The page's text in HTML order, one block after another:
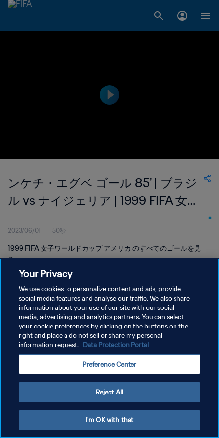
ンケチ・エグベ ゴール 85' | ブラジ
ル vs ナイジェリア | 1999 FIFA 女子
ワールドカップ アメリカ
2023/06/01 50秒
1999 FIFA 女子ワールドカップ アメリカ のすべてのゴールを見
る。
プライバシーポリシー
サービス利用規約
クッキー設定の管理
Your Privacy
We use cookies to personalize content and ads, provide
social media features and analyse our traffic. We also share
information about your use of our site with our social
media, advertising and analytics partners. You can select
your cookie preferences by clicking on the buttons on the
right and place a do not sell or share my personal
information request. Data Protection Portal
Preference Center
Reject All
I'm OK with that